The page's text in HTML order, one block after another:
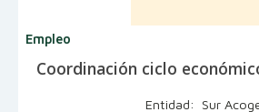
Empleo
Coordinación ciclo
Entidad: Sur